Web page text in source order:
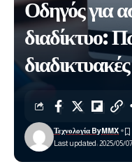
Οδηγός για
διαδίκτυο:
Last updated: 2025/05/
Τεχνολογία ByMMX